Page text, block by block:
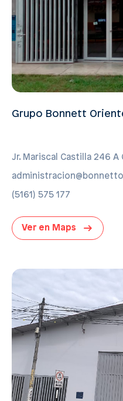
Grupo Bonnett
Jr. Mariscal Castilla 246 A
(5161) 575 177
Ver en Maps